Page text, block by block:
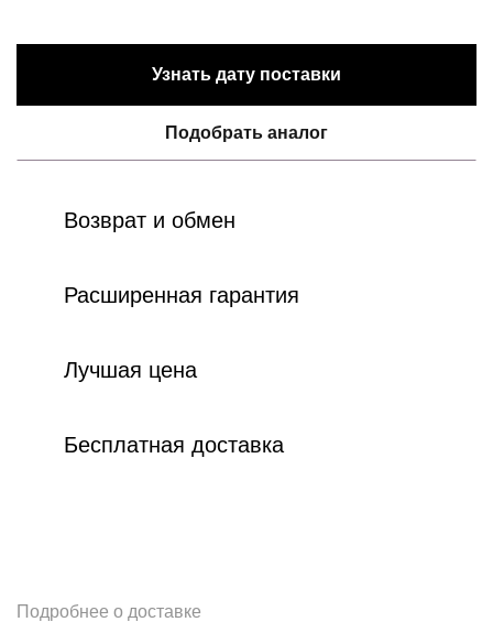
Узнать дату поставки
Подобрать аналог
Возврат и обмен
Расширенная гарантия
Лучшая цена
Бесплатная доставка
Подробнее о доставке